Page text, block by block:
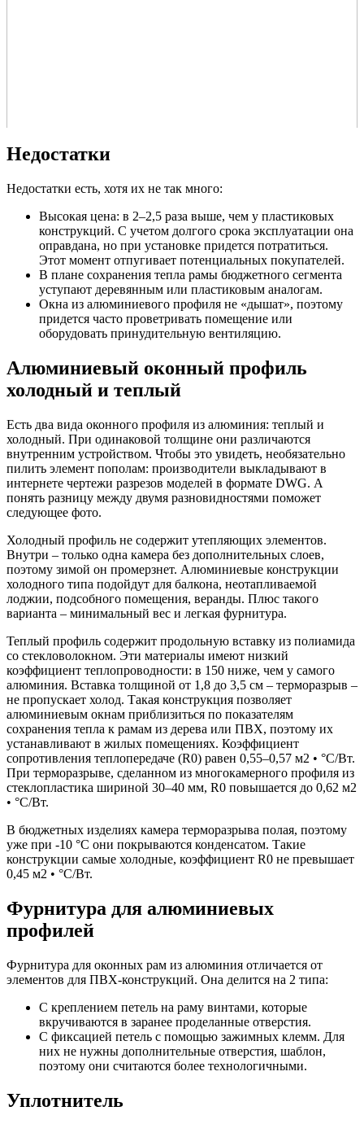
Недостатки
Недостатки есть, хотя их не так много:
Высокая цена: в 2–2,5 раза выше, чем у пластиковых
конструкций. С учетом долгого срока эксплуатации она
оправдана, но при установке придется потратиться.
Этот момент отпугивает потенциальных покупателей.
В плане сохранения тепла рамы бюджетного сегмента
уступают деревянным или пластиковым аналогам.
Окна из алюминиевого профиля не «дышат», поэтому
придется часто проветривать помещение или
оборудовать принудительную вентиляцию.
Алюминиевый оконный профиль
холодный и теплый
Есть два вида оконного профиля из алюминия: теплый и
холодный. При одинаковой толщине они различаются
внутренним устройством. Чтобы это увидеть, необязательно
пилить элемент пополам: производители выкладывают в
интернете чертежи разрезов моделей в формате DWG. А
понять разницу между двумя разновидностями поможет
следующее фото.
Холодный профиль не содержит утепляющих элементов.
Внутри – только одна камера без дополнительных слоев,
поэтому зимой он промерзнет. Алюминиевые конструкции
холодного типа подойдут для балкона, неотапливаемой
лоджии, подсобного помещения, веранды. Плюс такого
варианта – минимальный вес и легкая фурнитура.
Теплый профиль содержит продольную вставку из полиамида
со стекловолокном. Эти материалы имеют низкий
коэффициент теплопроводности: в 150 ниже, чем у самого
алюминия. Вставка толщиной от 1,8 до 3,5 см – терморазрыв –
не пропускает холод. Такая конструкция позволяет
алюминиевым окнам приблизиться по показателям
сохранения тепла к рамам из дерева или ПВХ, поэтому их
устанавливают в жилых помещениях. Коэффициент
сопротивления теплопередаче (R0) равен 0,55–0,57 м2 • °С/Вт.
При терморазрыве, сделанном из многокамерного профиля из
стеклопластика шириной 30–40 мм, R0 повышается до 0,62 м2
• °С/Вт.
В бюджетных изделиях камера терморазрыва полая, поэтому
уже при -10 °С они покрываются конденсатом. Такие
конструкции самые холодные, коэффициент R0 не превышает
0,45 м2 • °С/Вт.
Фурнитура для алюминиевых
профилей
Фурнитура для оконных рам из алюминия отличается от
элементов для ПВХ-конструкций. Она делится на 2 типа:
С креплением петель на раму винтами, которые
вкручиваются в заранее проделанные отверстия.
С фиксацией петель с помощью зажимных клемм. Для
них не нужны дополнительные отверстия, шаблон,
поэтому они считаются более технологичными.
Уплотнитель